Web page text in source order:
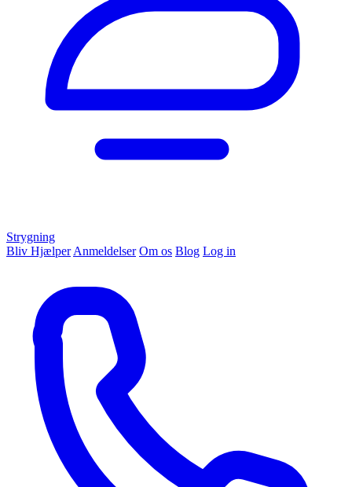
Strygning
Bliv Hjælper Anmeldelser Om os Blog Log in